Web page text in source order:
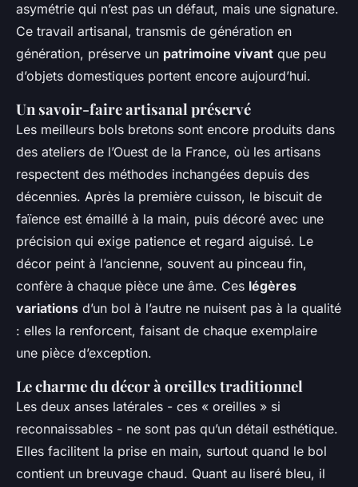
asymétrie qui n’est pas un défaut, mais une signature.
Ce travail artisanal, transmis de génération en
génération, préserve un patrimoine vivant que peu
d’objets domestiques portent encore aujourd’hui.
Un savoir-faire artisanal préservé
Les meilleurs bols bretons sont encore produits dans
des ateliers de l’Ouest de la France, où les artisans
respectent des méthodes inchangées depuis des
décennies. Après la première cuisson, le biscuit de
faïence est émaillé à la main, puis décoré avec une
précision qui exige patience et regard aiguisé. Le
décor peint à l’ancienne, souvent au pinceau fin,
confère à chaque pièce une âme. Ces légères
variations d’un bol à l’autre ne nuisent pas à la qualité
: elles la renforcent, faisant de chaque exemplaire
une pièce d’exception.
Le charme du décor à oreilles traditionnel
Les deux anses latérales - ces « oreilles » si
reconnaissables - ne sont pas qu’un détail esthétique.
Elles facilitent la prise en main, surtout quand le bol
contient un breuvage chaud. Quant au liseré bleu, il